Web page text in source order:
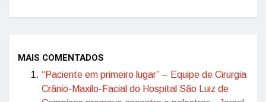
MAIS COMENTADOS
“Paciente em primeiro lugar” – Equipe de Cirurgia
Crânio-Maxilo-Facial do Hospital São Luiz de